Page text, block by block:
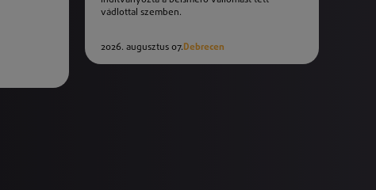
vádlottal szemben.
2026. augusztus 07.Debrecen